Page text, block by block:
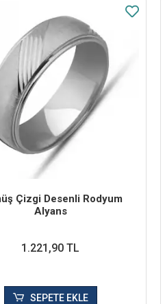
Çizgi Desenli Rodyum
Alyans
1.221,90 TL
SEPETE EKLE